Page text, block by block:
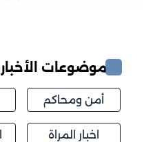
موضوعات الأخبار
أمن ومحاكم
اخبار المراة